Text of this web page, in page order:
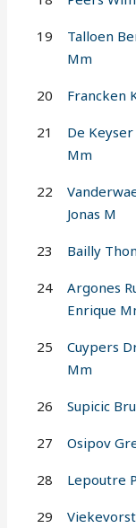
19
Talloen
Mm
20 Francken
21
De
Mm
22
Jonas M
23 Bailly
24
Argones
Enrique
25
Cuypers
Mm
26 Supicic
27 Osipov
28 Lepoutre
29
Viekevorst